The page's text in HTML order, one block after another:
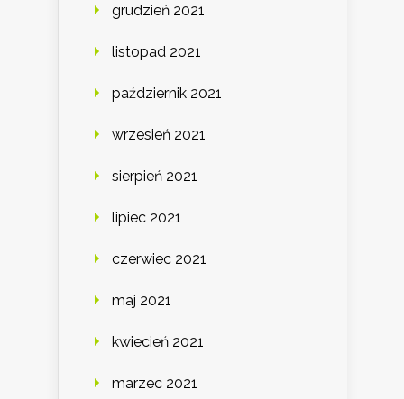
grudzień 2021
listopad 2021
październik 2021
wrzesień 2021
sierpień 2021
lipiec 2021
czerwiec 2021
maj 2021
kwiecień 2021
marzec 2021